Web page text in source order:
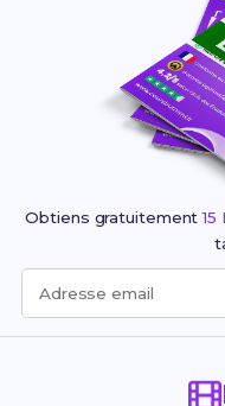
Obtiens gratuitement15
Adresse email